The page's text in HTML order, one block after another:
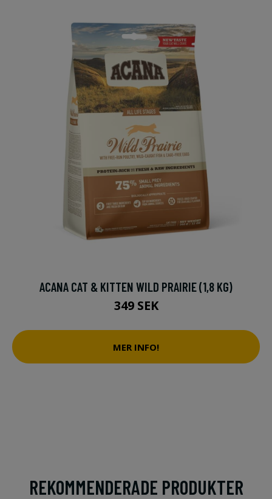
ACANA CAT & KITTEN WILD PRAIRIE (1,8 KG)
349 SEK
MER INFO!
REKOMMENDERADE PRODUKTER